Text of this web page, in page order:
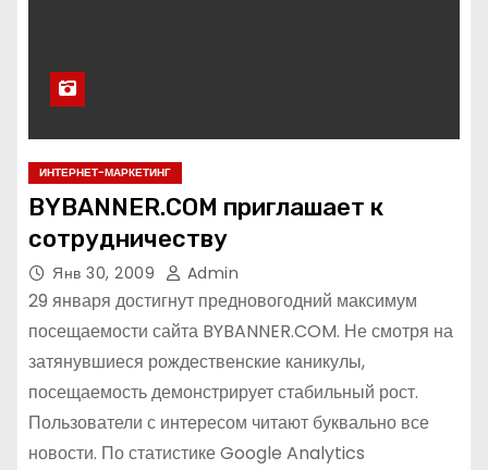
ИНТЕРНЕТ-МАРКЕТИНГ
BYBANNER.COM приглашает к
сотрудничеству
Янв 30, 2009 Admin
29 января достигнут предновогодний максимум
посещаемости сайта BYBANNER.COM. Не смотря на
затянувшиеся рождественские каникулы,
посещаемость демонстрирует стабильный рост.
Пользователи с интересом читают буквально все
новости. По статистике Google Analytics